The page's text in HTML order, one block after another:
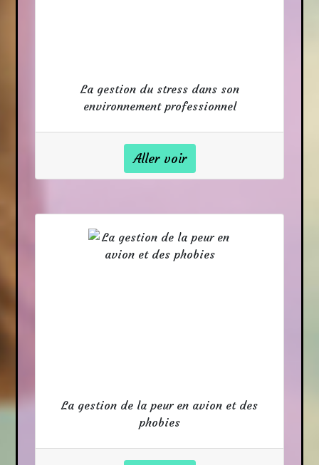
La gestion du stress dans son
environnement professionnel
Aller voir
La gestion de la peur en avion et des
phobies